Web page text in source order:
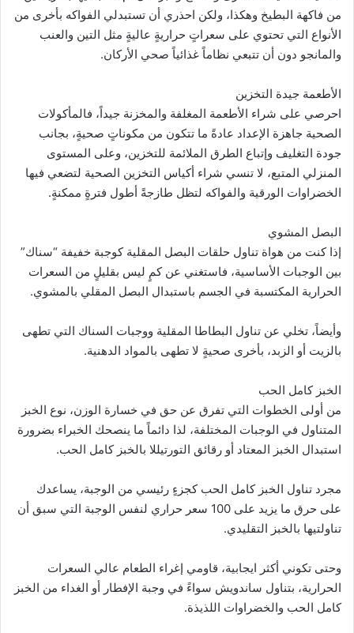
من فاكهة البطيخ وهكذا، ولكن احذري أن تستبدلي الفواكه بأخرى من
الأنواع التي تحتوي على سعراتٍ حراريةٍ عاليةٍ مثل التين والعنب
والمانجو دون أن تتبعي نظاماً غذائياً صحي الأركان.
الأطعمة جيدة التخزين
احرصي على شراء الأطعمة المغلفة والمخزنة جيداً، فالمأكولات
الصحية جاهزة الإعداد عادةً ما تتكون من مكوناتٍ صحيةٍ، بجانب
جودة التغليف وإتباع الطرق الملائمة للتخزين، وعلى المستوى
المنزلي المتبع، لا تنسي شراء أكياس التخزين الصحية لتضعي فيها
الخضراوات الورقية والفواكه لتظل طازجةً أطول فترةٍ ممكنةٍ.
البصل المشوي
إذا كنت من هواة تناول حلقات البصل المقلية كوجبة خفيفة “سناك”
بين الوجبات الأساسية، فاستغني عن كمٍ ليس بقليلٍ من السعرات
الحرارية المكتسبة في الجسم باستبدال البصل المقلي بالمشوي.
وأيضاً، تخلي عن تناول البطاطا المقلية ووجبات السناك التي تطهى
بالزيت أو الزبد، بأخرى صحيةٍ لا تطهى بالمواد الدهنية.
الخبز كامل الحب
من أولى الخطوات التي تفرق عن حق في خسارة الوزن، نوع الخبز
المتناول في الوجبات المختلفة، لذا دائماً ما ينصحك الخبراء بضرورة
استبدال الخبز المعتاد أو رقائق التورتيللا بالخبز كامل الحب.
مجرد تناول الخبز كامل الحب كجزءٍ رئيسي من الوجبة، يساعدك
على حرق ما يزيد على 100 سعر حراري لنفس الوجبة التي سبق أن
تناولتيها بالخبز التقليدي.
وحتى تكوني أكثر ايجابية، قاومي إغراء الطعام عالي السعرات
الحرارية، بتناول ساندويش سواءً في وجبة الإفطار أو الغداء من الخبز
كامل الحب والخضراوات اللذيذة.